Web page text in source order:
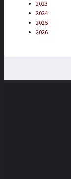
2023
2024
2025
2026